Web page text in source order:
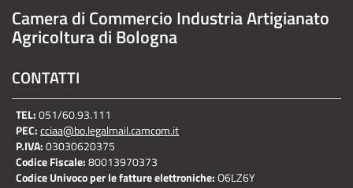
Camera di Commercio Industria Artigianato
Agricoltura di Bologna
CONTATTI
TEL:051/60.93.111
PEC:cciaa@bo.legalmail.camcom.it
P.IVA:03030620375
Codice Fiscale:80013970373
Codice Univoco per le fatture elettroniche:O6LZ6Y